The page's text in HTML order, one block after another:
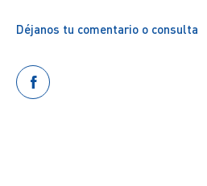
Déjanos tu comentario o consulta